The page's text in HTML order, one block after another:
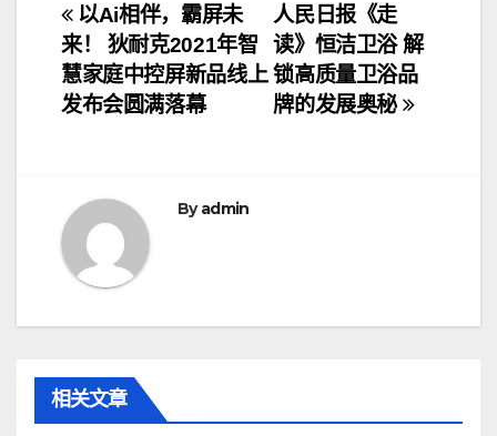
文
章
导
人民日报《走
读》恒洁卫浴 解
锁高质量卫浴品
牌的发展奥秘
以Ai相伴，霸屏未
来！ 狄耐克2021年智
慧家庭中控屏新品线上
发布会圆满落幕
Byadmin
相关文章